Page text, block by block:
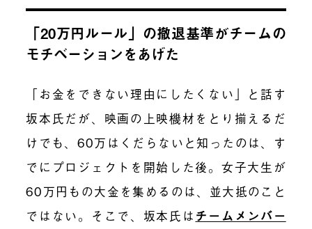
「20万円ルール」の撤退基準がチームの
モチベーションをあげた
「お金をできない理由にしたくない」と話す
坂本氏だが、映画の上映機材をとり揃えるだ
けでも、60万はくだらないと知ったのは、す
でにプロジェクトを開始した後。女子大生が
60万円もの大金を集めるのは、並大抵のこと
ではない。そこで、坂本氏は チームメンバー